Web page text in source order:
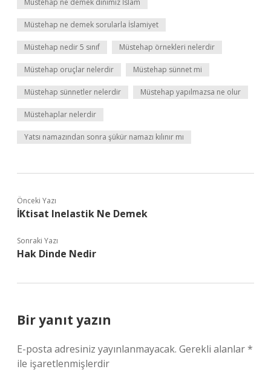
Müstehap ne demek dinimiz İslam
Müstehap ne demek sorularla İslamiyet
Müstehap nedir 5 sınıf Müstehap örnekleri nelerdir
Müstehap oruçlar nelerdir Müstehap sünnet mi
Müstehap sünnetler nelerdir Müstehap yapılmazsa ne olur
Müstehaplar nelerdir
Yatsı namazından sonra şükür namazı kılınır mı
Önceki Yazı
İKtisat Inelastik Ne Demek
Sonraki Yazı
Hak Dinde Nedir
Bir yanıt yazın
E-posta adresiniz yayınlanmayacak. Gerekli alanlar*
ile işaretlenmişlerdir